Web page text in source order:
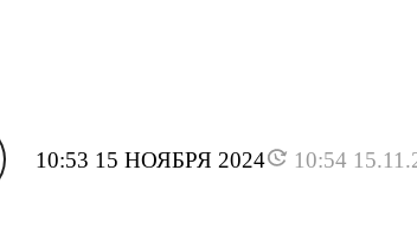
10:53 15 НОЯБРЯ 2024 10:54